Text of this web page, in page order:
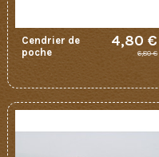
Cendrier de
poche
4,80 €
6,80 €